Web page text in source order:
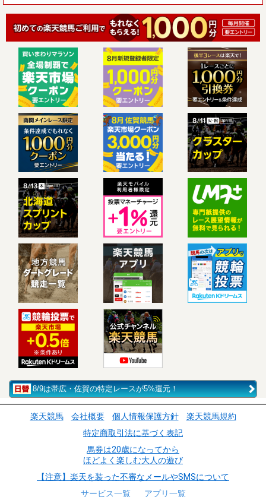
8/9は帯広・佐賀の特定レースが5%還元！
楽天競馬 会社概要 個人情報保護方針
楽天競馬規約
特定商取引法に基づく表記
馬券は20歳になってから
ほどよく楽しむ大人の遊び
【注意】楽天を装った不審なメールやSMSについて
サービス一覧
アプリ一覧